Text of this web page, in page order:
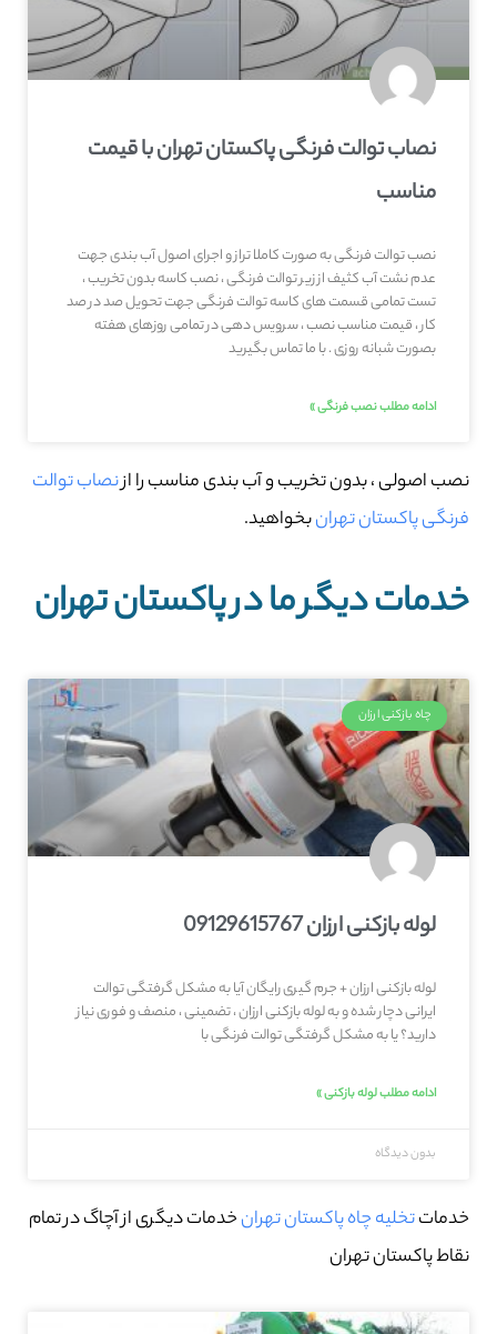
نصاب توالت فرنگی پاکستان تهران با قیمت
مناسب
نصب توالت فرنگی به صورت کاملا تراز و اجرای اصول آب بندی جهت
عدم نشت آب کثیف از زیر توالت فرنگی ، نصب کاسه بدون تخریب ،
تست تمامی قسمت های کاسه توالت فرنگی جهت تحویل صد در صد
کار ، قیمت مناسب نصب ، سرویس دهی در تمامی روزهای هفته
بصورت شبانه روزی . با ما تماس بگیرید
ادامه مطلب نصب فرنگی »
نصب اصولی ، بدون تخریب و آب بندی مناسب را ازنصاب توالت
فرنگی پاکستان تهرانبخواهید.
خدمات دیگر ما در پاکستان تهران
چاه بازکنی ارزان
لوله بازکنی ارزان 09129615767
لوله بازکنی ارزان + جرم گیری رایگان آیا به مشکل گرفتگی توالت
ایرانی دچار شده و به لوله بازکنی ارزان ، تضمینی ، منصف و فوری نیاز
دارید؟ یا به مشکل گرفتگی توالت فرنگی با
ادامه مطلب لوله بازکنی »
بدون دیدگاه
خدماتتخلیه چاه پاکستان تهرانخدمات دیگری از آچاگ در تمام
نقاط پاکستان تهران